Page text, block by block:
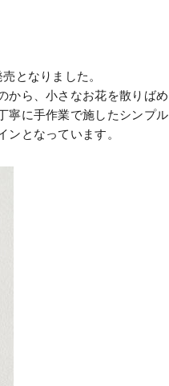
となりました。
から、小さなお花を散りばめ
寧に手作業で施したシンプル
となっています。